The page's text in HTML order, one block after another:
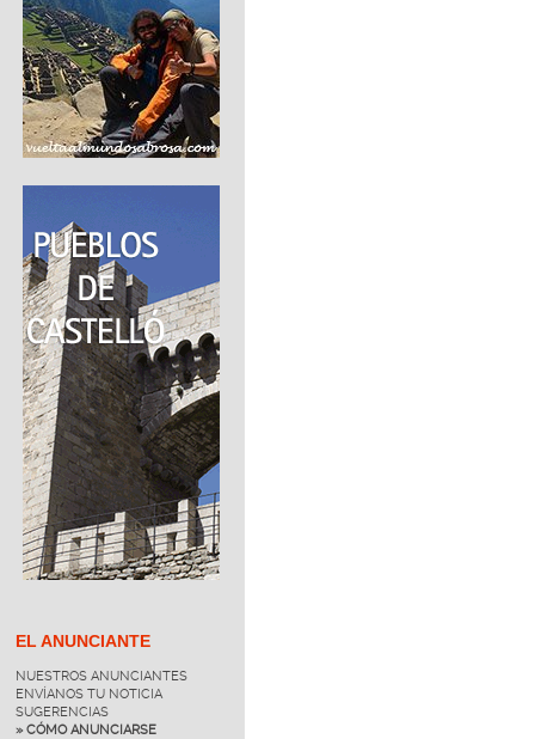
EL ANUNCIANTE
NUESTROS ANUNCIANTES
ENVÍANOS TU NOTICIA
SUGERENCIAS
» CÓMO ANUNCIARSE